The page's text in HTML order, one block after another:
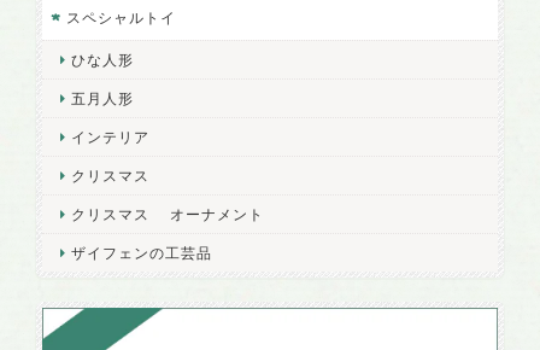
スペシャルトイ
ひな人形
五月人形
インテリア
クリスマス
クリスマス オーナメント
ザイフェンの工芸品